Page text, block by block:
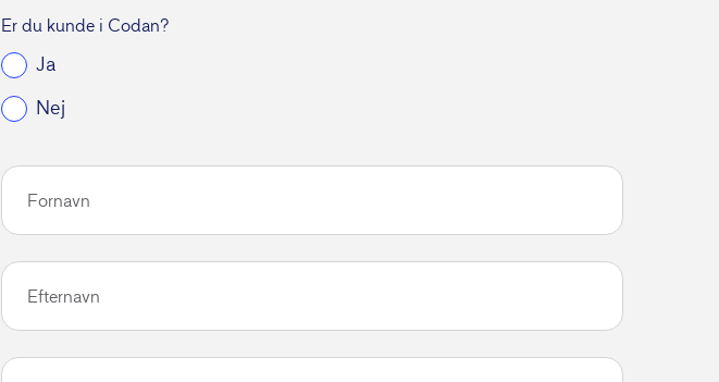
Er du kunde i Codan?
Ja
Nej
Fornavn
Efternavn